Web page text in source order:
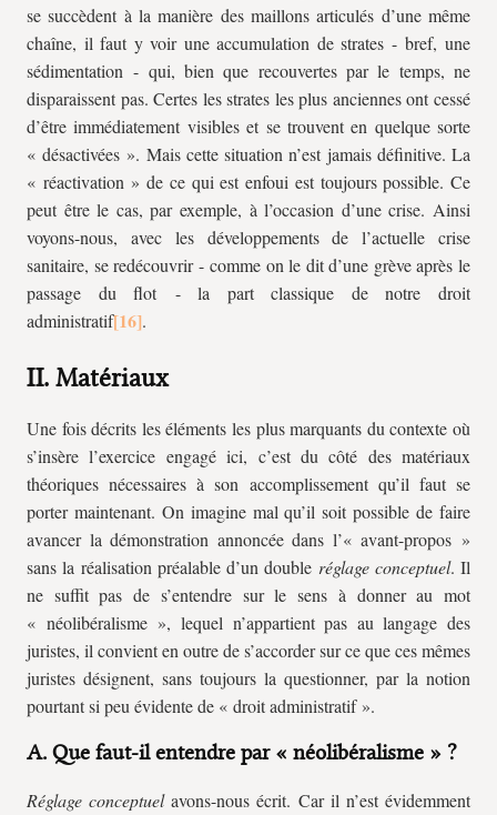
se succèdent à la manière des maillons articulés d’une même
chaîne, il faut y voir une accumulation de strates - bref, une
sédimentation - qui, bien que recouvertes par le temps, ne
disparaissent pas. Certes les strates les plus anciennes ont cessé
d’être immédiatement visibles et se trouvent en quelque sorte
« désactivées ». Mais cette situation n’est jamais définitive. La
« réactivation » de ce qui est enfoui est toujours possible. Ce
peut être le cas, par exemple, à l’occasion d’une crise. Ainsi
voyons-nous, avec les développements de l’actuelle crise
sanitaire, se redécouvrir - comme on le dit d’une grève après le
passage du flot - la part classique de notre droit
administratif
.
II. Matériaux
Une fois décrits les éléments les plus marquants du contexte où
s’insère l’exercice engagé ici, c’est du côté des matériaux
théoriques nécessaires à son accomplissement qu’il faut se
porter maintenant. On imagine mal qu’il soit possible de faire
avancer la démonstration annoncée dans l’« avant-propos »
sans la réalisation préalable d’un double réglage conceptuel. Il
ne suffit pas de s’entendre sur le sens à donner au mot
« néolibéralisme », lequel n’appartient pas au langage des
juristes, il convient en outre de s’accorder sur ce que ces mêmes
juristes désignent, sans toujours la questionner, par la notion
pourtant si peu évidente de « droit administratif ».
A. Que faut-il entendre par « néolibéralisme » ?
Réglage conceptuelavons-nous écrit. Car il n’est évidemment